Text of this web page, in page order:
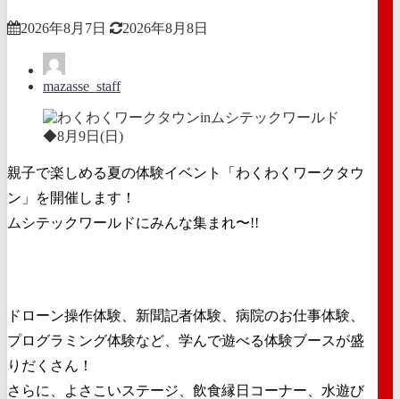
2026年8月7日 2026年8月8日
mazasse_staff
親子で楽しめる夏の体験イベント「わくわくワークタウ
ン」を開催します！
ムシテックワールドにみんな集まれ〜!!
ドローン操作体験、新聞記者体験、病院のお仕事体験、
プログラミング体験など、学んで遊べる体験ブースが盛
りだくさん！
さらに、よさこいステージ、飲食縁日コーナー、水遊び